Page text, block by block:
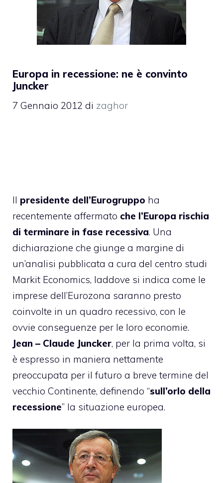
Europa in recessione: ne è convinto
Juncker
7 Gennaio 2012 di zaghor
Il presidente dell’Eurogruppo ha
recentemente affermato che l’Europa rischia
di terminare in fase recessiva. Una
dichiarazione che giunge a margine di
un’analisi pubblicata a cura del centro studi
Markit Economics, laddove si indica come le
imprese dell’Eurozona saranno presto
coinvolte in un quadro recessivo, con le
ovvie conseguenze per le loro economie.
Jean – Claude Juncker, per la prima volta, si
è espresso in maniera nettamente
preoccupata per il futuro a breve termine del
vecchio Continente, definendo “sull’orlo della
recessione” la situazione europea.